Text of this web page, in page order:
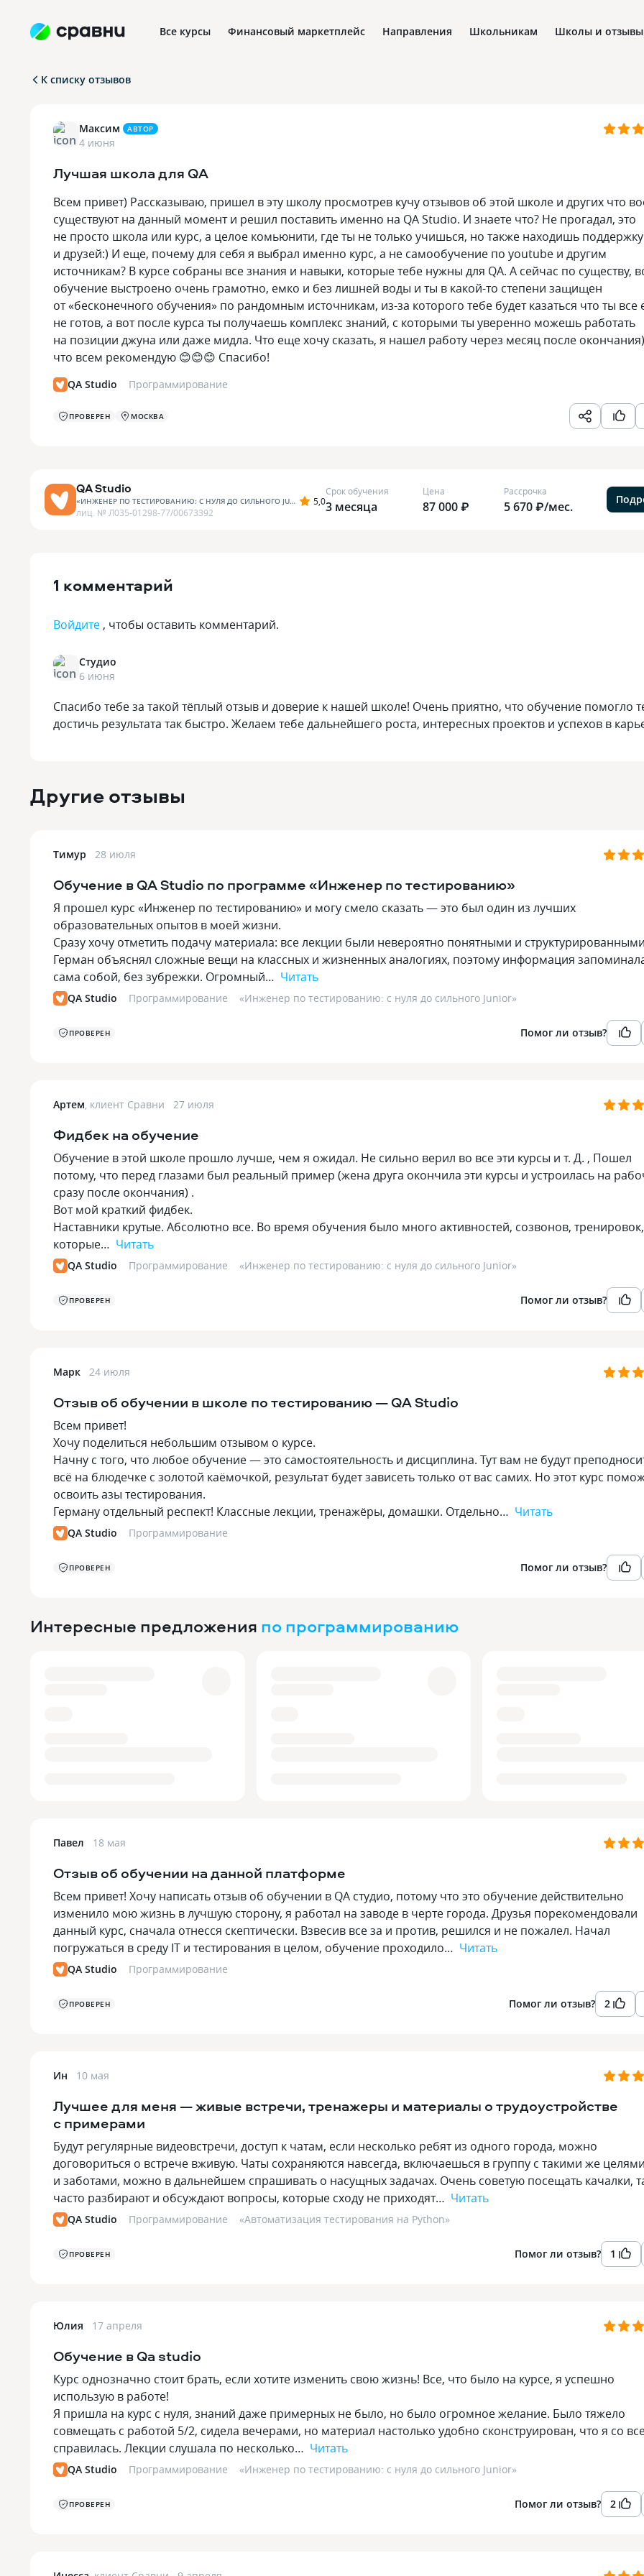
Все курсы Финансовый маркетплейс Направления Школьникам Школы и отзывы
К списку отзывов
Максим АВТОР
4 июня
Лучшая школа для QA
Всем привет) Рассказываю, пришел в эту школу просмотрев кучу отзывов об этой школе и других что
существуют на данный момент и решил поставить именно на QA Studio. И знаете что? Не прогадал, это
не просто школа или курс, а целое комьюнити, где ты не только учишься, но также находишь поддержку
и друзей:) И еще, почему для себя я выбрал именно курс, а не самообучение по youtube и другим
источникам? В курсе собраны все знания и навыки, которые тебе нужны для QA. А сейчас по существу,
обучение выстроено очень грамотно, емко и без лишней воды и ты в какой-то степени защищен
от «бесконечного обучения» по рандомным источникам, из-за которого тебе будет казаться что ты все
не готов, а вот после курса ты получаешь комплекс знаний, с которыми ты уверенно можешь работать
на позиции джуна или даже мидла. Что еще хочу сказать, я нашел работу через месяц после
что всем рекомендую 😊😊😊 Спасибо!
QA Studio Программирование
ПРОВЕРЕН МОСКВА
QA Studio
«ИНЖЕНЕР ПО ТЕСТИРОВАНИЮ: С НУЛЯ ДО СИЛЬНОГО JUNIOR » 5,0
лиц. № Л035-01298-77/00673392
Срок обучения
3 месяца
Цена
87 000 ₽
Рассрочка
5 670 ₽/мес.
1 комментарий
Войдите , чтобы оставить комментарий.
Студио
6 июня
Спасибо тебе за такой тёплый отзыв и доверие к нашей школе! Очень приятно, что обучение помогло
достичь результата так быстро. Желаем тебе дальнейшего роста, интересных проектов и успехов в
Другие отзывы
Тимур 28 июля
Обучение в QA Studio по программе «Инженер по тестированию»
Я прошел курс «Инженер по тестированию» и могу смело сказать — это был один из лучших
образовательных опытов в моей жизни.
Сразу хочу отметить подачу материала: все лекции были невероятно понятными и
Герман объяснял сложные вещи на классных и жизненных аналогиях, поэтому информация
сама собой, без зубрежки. Огромный… Читать
QA Studio Программирование «Инженер по тестированию: с нуля до сильного Junior»
ПРОВЕРЕН Помог ли отзыв?
Артем, клиент Сравни 27 июля
Фидбек на обучение
Обучение в этой школе прошло лучше, чем я ожидал. Не сильно верил во все эти курсы и т. Д. , Пошел
потому, что перед глазами был реальный пример (жена друга окончила эти курсы и устроилась на
сразу после окончания) .
Вот мой краткий фидбек.
Наставники крутые. Абсолютно все. Во время обучения было много активностей, созвонов, тренировок,
которые… Читать
QA Studio Программирование «Инженер по тестированию: с нуля до сильного Junior»
ПРОВЕРЕН Помог ли отзыв?
Марк 24 июля
Отзыв об обучении в школе по тестированию — QA Studio
Всем привет!
Хочу поделиться небольшим отзывом о курсе.
Начну с того, что любое обучение — это самостоятельность и дисциплина. Тут вам не будут
всё на блюдечке с золотой каёмочкой, результат будет зависеть только от вас самих. Но этот курс
освоить азы тестирования.
Герману отдельный респект! Классные лекции, тренажёры, домашки. Отдельно… Читать
QA Studio Программирование
ПРОВЕРЕН Помог ли отзыв?
Интересные предложения по программированию
Павел 18 мая
Отзыв об обучении на данной платформе
Всем привет! Хочу написать отзыв об обучении в QA студио, потому что это обучение действительно
изменило мою жизнь в лучшую сторону, я работал на заводе в черте города. Друзья порекомендовали
данный курс, сначала отнесся скептически. Взвесив все за и против, решился и не пожалел. Начал
погружаться в среду IT и тестирования в целом, обучение проходило… Читать
QA Studio Программирование
ПРОВЕРЕН Помог ли отзыв? 2
Ин 10 мая
Лучшее для меня — живые встречи, тренажеры и материалы о трудоустройстве
с примерами
Будут регулярные видеовстречи, доступ к чатам, если несколько ребят из одного города, можно
договориться о встрече вживую. Чаты сохраняются навсегда, включаешься в группу с такими же
и заботами, можно в дальнейшем спрашивать о насущных задачах. Очень советую посещать качалки,
часто разбирают и обсуждают вопросы, которые сходу не приходят… Читать
QA Studio Программирование «Автоматизация тестирования на Python»
ПРОВЕРЕН Помог ли отзыв? 1
Юлия 17 апреля
Обучение в Qa studio
Курс однозначно стоит брать, если хотите изменить свою жизнь! Все, что было на курсе, я успешно
использую в работе!
Я пришла на курс с нуля, знаний даже примерных не было, но было огромное желание. Было тяжело
совмещать с работой 5/2, сидела вечерами, но материал настолько удобно сконструирован, что я со
справилась. Лекции слушала по несколько… Читать
QA Studio Программирование «Инженер по тестированию: с нуля до сильного Junior»
ПРОВЕРЕН Помог ли отзыв? 2